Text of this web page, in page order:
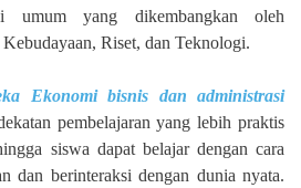
umum yang dikembangkan oleh
Riset, dan Teknologi.
Ekonomi bisnis dan administrasi
pembelajaran yang lebih praktis
siswa dapat belajar dengan cara
dan berinteraksi dengan dunia nyata.